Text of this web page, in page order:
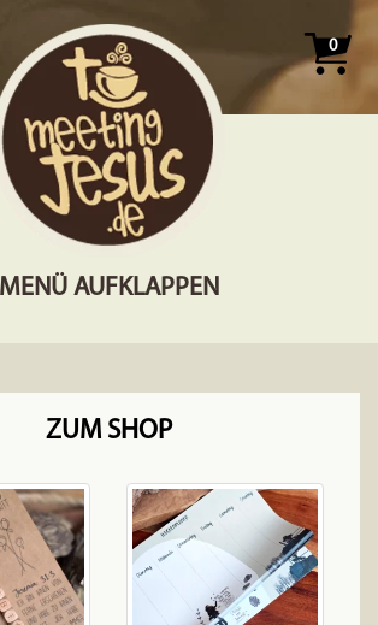
0
MENÜ AUFKLAPPEN
ZUM SHOP